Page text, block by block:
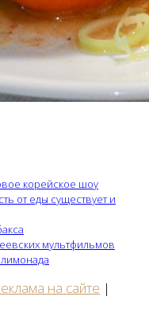
корейское шоу
от еды существует и
мультфильмов
на сайте |